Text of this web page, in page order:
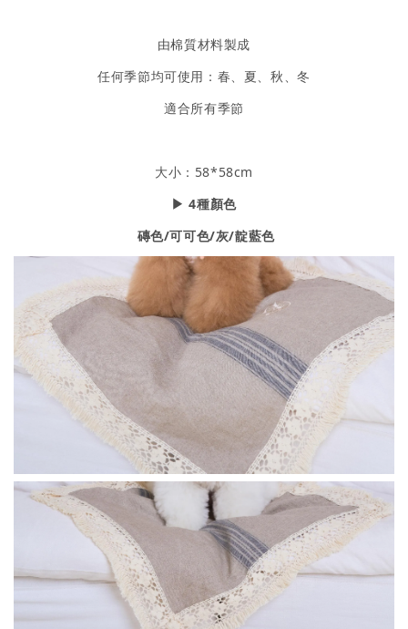
由棉質材料製成
任何季節均可使用：春、夏、秋、冬
適合所有季節
大小：58*58cm
▶ 4種顏色
磚色/可可色/灰/靛藍色